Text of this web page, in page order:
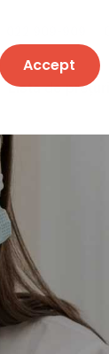
Lista de prețuri
Accept